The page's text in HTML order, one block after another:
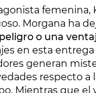
femenina,
Morgana ha
o una
en esta
generan
respecto a
Mientras que el